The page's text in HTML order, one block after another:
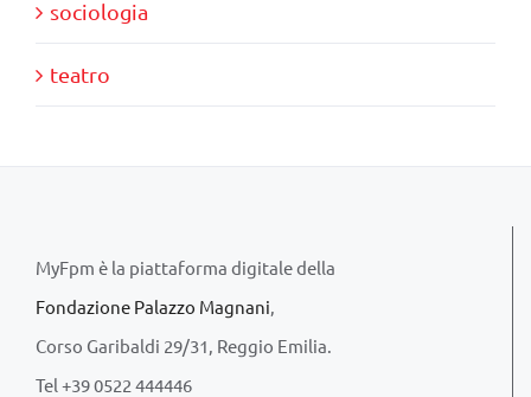
sociologia
teatro
MyFpm è la piattaforma digitale della
Fondazione Palazzo Magnani
Corso Garibaldi 29/31, Reggio Emilia.
Tel +39 0522 444446